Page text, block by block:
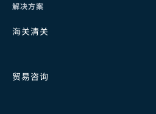
解决方案
海关清关
贸易咨询